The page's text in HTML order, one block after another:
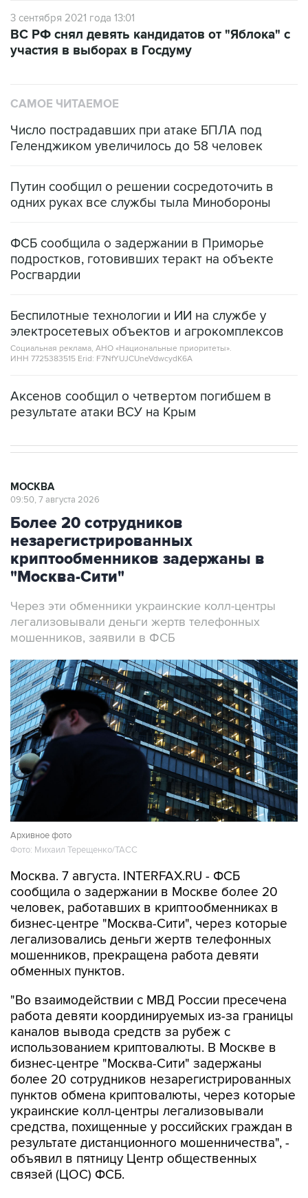
участия в выборах в Госдуму
Число пострадавших при атаке БПЛА под
Путин сообщил о решении сосредоточить в
ФСБ сообщила о задержании в Приморье
Росгвардии
Беспилотные технологии и ИИ на службе у
Социальная реклама, АНО «Национальные приоритеты».
ИНН 7725383515 Erid: F7NfYUJCUneVdwcydK6A
Аксенов сообщил о четвертом погибшем в
Более 20 сотрудников
незарегистрированных
криптообменников задержаны в
"Москва-Сити"
Через эти обменники украинские колл-центры
мошенников, заявили в ФСБ
Архивное фото
Фото: Михаил Терещенко/ТАСС
Москва. 7 августа. INTERFAX.RU - ФСБ
человек, работавших в криптообменниках в
бизнес-центре "Москва-Сити", через которые
легализовались деньги жертв телефонных
мошенников, прекращена работа девяти
обменных пунктов.
"Во взаимодействии с МВД России пресечена
каналов вывода средств за рубеж с
использованием криптовалюты. В Москве в
бизнес-центре "Москва-Сити" задержаны
более 20 сотрудников незарегистрированных
пунктов обмена криптовалюты, через которые
украинские колл-центры легализовывали
средства, похищенные у российских граждан в
результате дистанционного мошенничества", -
объявил в пятницу Центр общественных
связей (ЦОС) ФСБ.
По данным спецслужбы, в обменных пунктах